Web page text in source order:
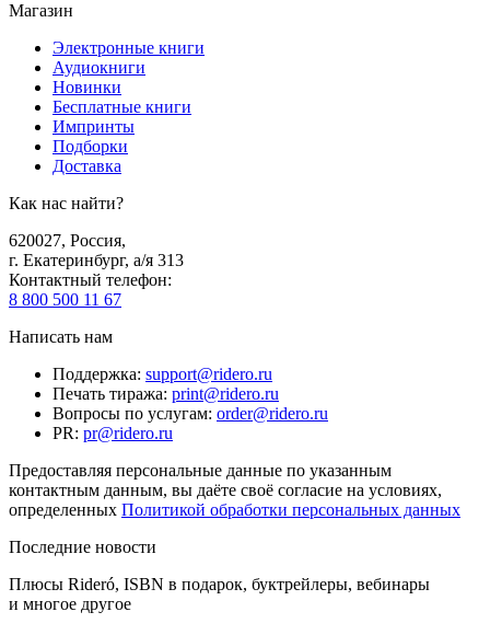
Магазин
Электронные книги
Аудиокниги
Новинки
Бесплатные книги
Импринты
Подборки
Доставка
Как нас найти?
620027, Россия,
г. Екатеринбург, а/я 313
Контактный телефон:
8 800 500 11 67
Написать нам
Поддержка: support@ridero.ru
Печать тиража: print@ridero.ru
Вопросы по услугам: order@ridero.ru
PR: pr@ridero.ru
Предоставляя персональные данные по указанным
контактным данным, вы даёте своё согласие на условиях,
определенных Политикой обработки персональных данных
Последние новости
Плюсы Rideró, ISBN в подарок, буктрейлеры, вебинары
и многое другое